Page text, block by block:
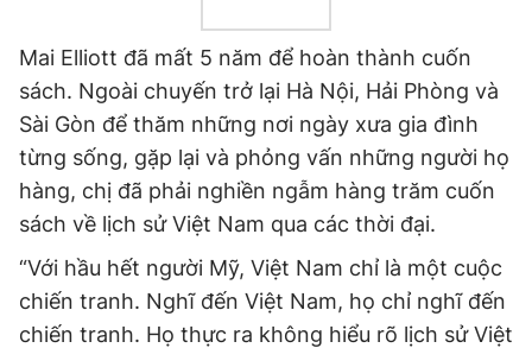
Mai Elliott đã mất 5 năm để hoàn thành cuốn
sách. Ngoài chuyến trở lại Hà Nội, Hải Phòng và
Sài Gòn để thăm những nơi ngày xưa gia đình
từng sống, gặp lại và phỏng vấn những người họ
hàng, chị đã phải nghiền ngẫm hàng trăm cuốn
sách về lịch sử Việt Nam qua các thời đại.
“Với hầu hết người Mỹ, Việt Nam chỉ là một cuộc
chiến tranh. Nghĩ đến Việt Nam, họ chỉ nghĩ đến
chiến tranh. Họ thực ra không hiểu rõ lịch sử Việt